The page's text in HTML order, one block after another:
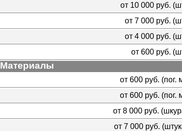
от 10 000 руб.
от 7 000 руб.
от 4 000 руб.
от 600 руб.
Материалы
от 600 руб. (пог.
от 600 руб. (пог.
от 8 000 руб.
от 7 000 руб.